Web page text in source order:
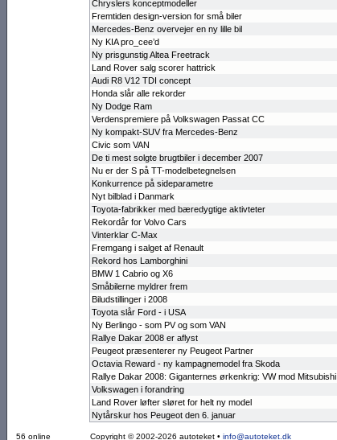
Chryslers kon­cept­modeller
Fremtiden design-version for små biler
Mercedes-Benz overvejer en ny lille bil
Ny KIA pro_cee’d
Ny prisgunstig Altea Freetrack
Land Rover salg scorer hattrick
Audi R8 V12 TDI concept
Honda slår alle rekorder
Ny Dodge Ram
Verdenspremi­ere på Volkswa­gen Passat CC
Ny kompakt-SUV fra Mercedes-Benz
Civic som VAN
De ti mest solgte brugtbiler i december 2007
Nu er der S på TT-model­beteg­nelsen
Konkurrence på sideparametre
Nyt bilblad i Danmark
Toyota-fabrikker med bære­dygti­ge aktivte­ter
Rekordår for Volvo Cars
Vinterklar C-Max
Fremgang i salget af Renault
Rekord hos Lamborghini
BMW 1 Cabrio og X6
Småbilerne myldrer frem
Biludstillinger i 2008
Toyota slår Ford - i USA
Ny Berlingo - som PV og som VAN
Rallye Dakar 2008 er aflyst
Peugeot præsenterer ny Peugeot Partner
Octavia Reward - ny kampagnemodel fra Skoda
Rallye Dakar 2008: Giganternes ørkenkrig: VW mod Mitsubishi
Volkswagen i forandring
Land Rover løfter sløret for helt ny model
Nytårskur hos Peugeot den 6. januar
56 online Copyright © 2002-2026 autoteket • info@autoteket.dk